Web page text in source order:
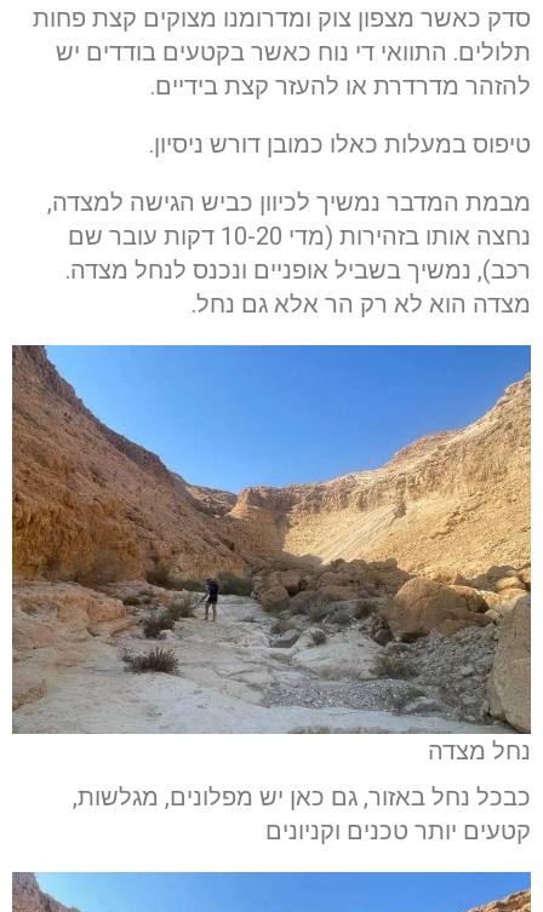
סדק כאשר מצפון צוק ומדרומנו מצוקים קצת פחות
תלולים. התוואי די נוח כאשר בקטעים בודדים יש
להזהר מדרדרת או להעזר קצת בידיים.
טיפוס במעלות כאלו כמובן דורש ניסיון.
מבמת המדבר נמשיך לכיוון כביש הגישה למצדה,
נחצה אותו בזהירות (מדי 10-20 דקות עובר שם
רכב), נמשיך בשביל אופניים ונכנס לנחל מצדה.
מצדה הוא לא רק הר אלא גם נחל.
נחל מצדה
כבכל נחל באזור, גם כאן יש מפלונים, מגלשות,
קטעים יותר טכנים וקניונים